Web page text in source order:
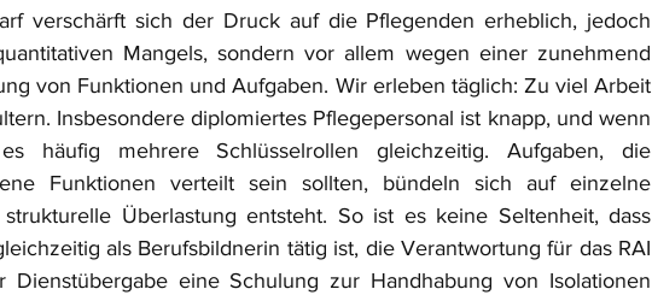
verschärft sich der Druck auf die Pflegenden erheblich, jedoch
Mangels, sondern vor allem wegen einer zunehmend
von Funktionen und Aufgaben. Wir erleben täglich: Zu viel Arbeit
Insbesondere diplomiertes Pflegepersonal ist knapp, und wenn
häufig mehrere Schlüsselrollen gleichzeitig. Aufgaben, die
Funktionen verteilt sein sollten, bündeln sich auf einzelne
Überlastung entsteht. So ist es keine Seltenheit, dass
als Berufsbildnerin tätig ist, die Verantwortung für das RAI
Dienstübergabe eine Schulung zur Handhabung von Isolationen